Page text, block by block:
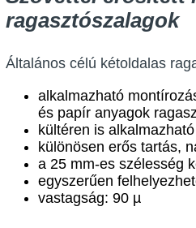
ragasztószalagok
Általános célú kétoldalas
alkalmazható
és papír anyagok
kültéren is alkalmazható
különösen erős tartás,
a 25 mm-es szélesség
egyszerűen
vastagság: 90 µ